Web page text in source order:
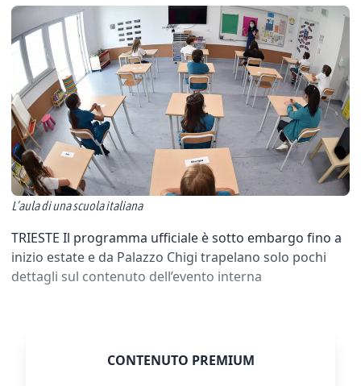
L’aula di una scuola italiana
TRIESTE Il programma ufficiale è sotto embargo fino a
inizio estate e da Palazzo Chigi trapelano solo pochi
dettagli sul contenuto dell’evento interna
CONTENUTO PREMIUM